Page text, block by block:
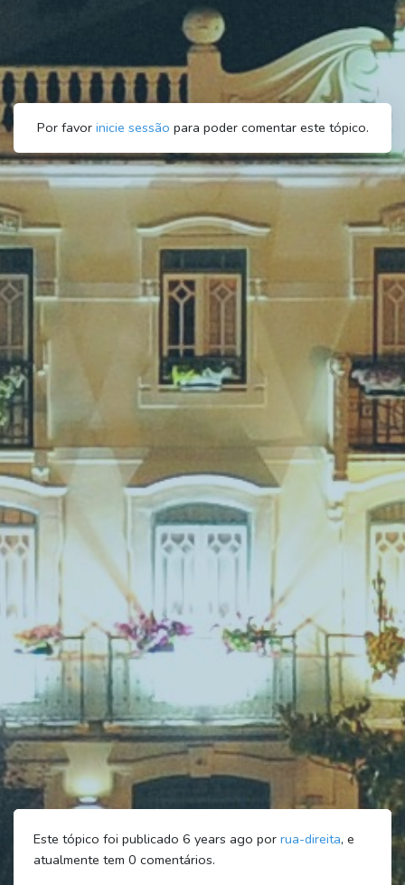
Por favor inicie sessão para poder comentar este tópico.
Este tópico foi publicado 6 years ago por rua-direita, e
atualmente tem 0 comentários.